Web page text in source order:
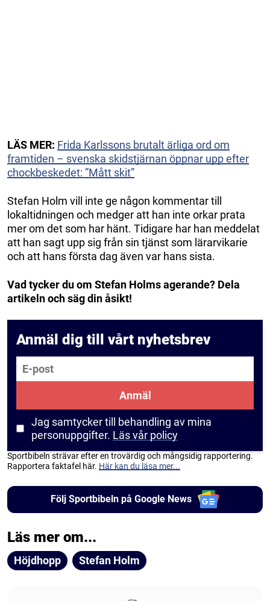
LÄS MER: Frida Karlssons brutalt ärliga ord om
framtiden – svenska skidstjärnan öppnar upp efter
chockbeskedet: ”Mått skit”
Stefan Holm vill inte ge någon kommentar till
lokaltidningen och medger att han inte orkar prata
mer om det som har hänt. Tidigare har han meddelat
att han sagt upp sig från sin tjänst som lärarvikarie
och att hans första dag även var hans sista.
Vad tycker du om Stefan Holms agerande? Dela
artikeln och säg din åsikt!
Anmäl dig till vårt nyhetsbrev
E-post
Anmäl
Jag samtycker till behandling av mina
personuppgifter. Läs vår policy
Sportbibeln strävar efter en trovärdig och mångsidig rapportering.
Rapportera faktafel här. Här kan du läsa mer...
Följ Sportbibeln på Google News
Läs mer om...
Höjdhopp Stefan Holm